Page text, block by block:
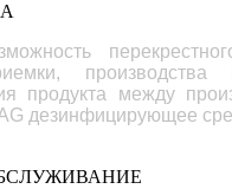
продукта между
дезинфицирующее